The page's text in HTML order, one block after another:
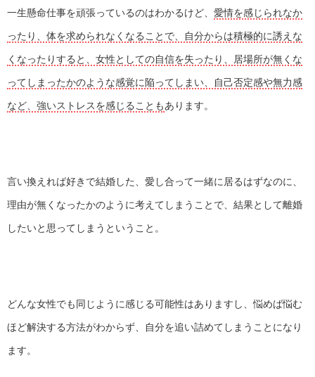
一生懸命仕事を頑張っているのはわかるけど、 愛情を感じられなか
ったり、体を求められなくなることで、自分からは積極的に誘えな
くなったりすると、女性としての自信を失ったり、居場所が無くな
ってしまったかのような感覚に陥ってしまい、自己否定感や無力感
など、強いストレスを感じることもあります。
言い換えれば好きで結婚した、愛し合って一緒に居るはずなのに、
理由が無くなったかのように考えてしまうことで、結果として離婚
したいと思ってしまうということ。
どんな女性でも同じように感じる可能性はありますし、悩めば悩む
ほど解決する方法がわからず、自分を追い詰めてしまうことになり
ます。